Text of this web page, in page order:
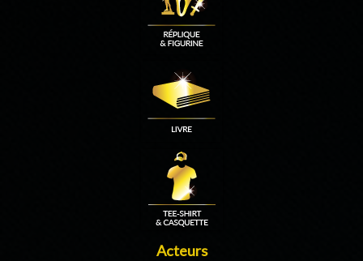
Acteurs